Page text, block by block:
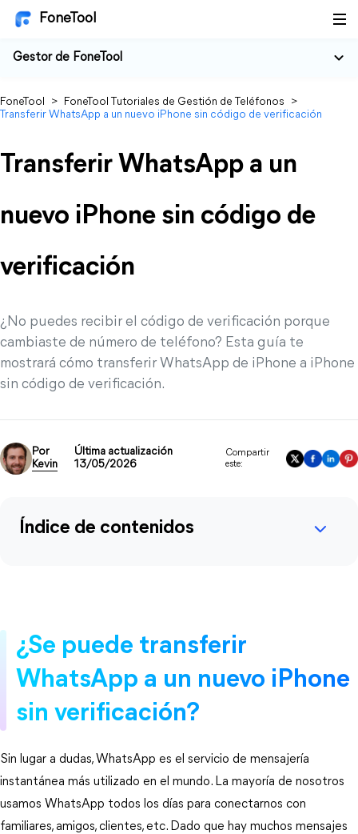
FoneTool
Gestor de FoneTool
FoneTool > FoneTool Tutoriales de Gestión de Teléfonos
>
Transferir WhatsApp a un nuevo iPhone sin código de verificación
Transferir WhatsApp a un
nuevo iPhone sin código de
verificación
¿No puedes recibir el código de verificación porque
cambiaste de número de teléfono? Esta guía te
mostrará cómo transferir WhatsApp de iPhone a iPhone
sin código de verificación.
Por
Kevin
Última actualización
13/05/2026
Compartir
este:
Índice de contenidos
¿Se puede transferir
WhatsApp a un nuevo iPhone
sin verificación?
Sin lugar a dudas, WhatsApp es el servicio de mensajería
instantánea más utilizado en el mundo. La mayoría de nosotros
usamos WhatsApp todos los días para conectarnos con
familiares, amigos, clientes, etc. Dado que hay muchos mensajes